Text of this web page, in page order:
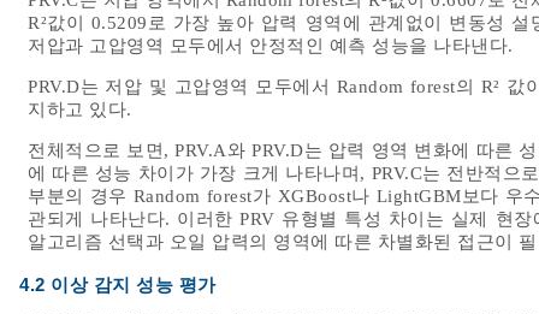
R²값이 0.5209로 가장 높아 압력 영역에 관계없이 변동성
저압과 고압영역 모두에서 안정적인 예측 성능을 나타낸다.
PRV.D는 저압 및 고압영역 모두에서 Random forest의 R²
지하고 있다.
전체적으로 보면, PRV.A와 PRV.D는 압력 영역 변화에 따른
에 따른 성능 차이가 가장 크게 나타나며, PRV.C는 전반적
부분의 경우 Random forest가 XGBoost나 LightGBM보다
관되게 나타난다. 이러한 PRV 유형별 특성 차이는 실제 현
알고리즘 선택과 오일 압력의 영역에 따른 차별화된 접근이
4.2 이상 감지 성능 평가